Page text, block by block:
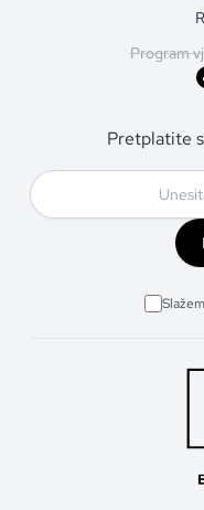
Program
Pretplatite